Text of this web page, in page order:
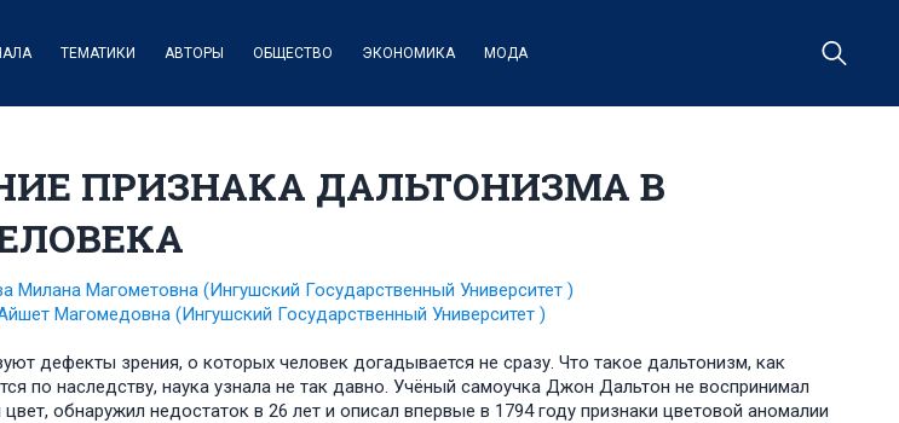
ТЕМАТИКИ АВТОРЫ ОБЩЕСТВО ЭКОНОМИКА МОДА
ПРИЗНАКА ДАЛЬТОНИЗМА В
Милана Магометовна(Ингушский Государственный Университет )
Магомедовна(Ингушский Государственный Университет )
дефекты зрения, о которых человек догадывается не сразу. Что такое дальтонизм, как
по наследству, наука узнала не так давно. Учёный самоучка Джон Дальтон не воспринимал
обнаружил недостаток в 26 лет и описал впервые в 1794 году признаки цветовой аномалии